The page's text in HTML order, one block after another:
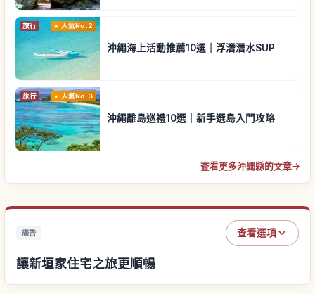
旅行 人氣No.2
沖繩海上活動推薦10選｜浮潛潛水SUP
旅行 人氣No.3
沖繩離島巡禮10選｜新手選島入門攻略
查看更多沖繩縣的文章→
廣告 查看選項
讓新垣家住宅之旅更順暢